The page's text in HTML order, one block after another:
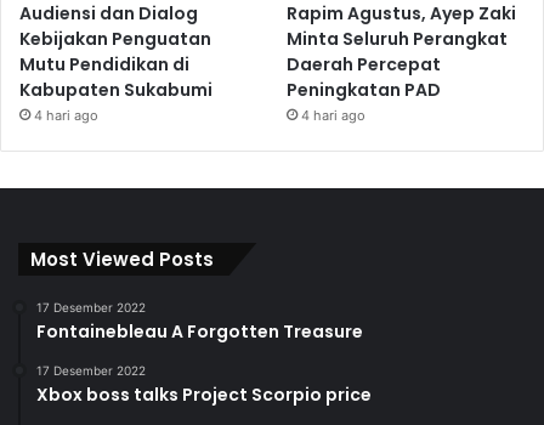
Audiensi dan Dialog
Kebijakan Penguatan
Mutu Pendidikan di
Kabupaten Sukabumi
4 hari ago
Rapim Agustus, Ayep Zaki
Minta Seluruh Perangkat
Daerah Percepat
Peningkatan PAD
4 hari ago
Most Viewed Posts
17 Desember 2022
Fontainebleau A Forgotten Treasure
17 Desember 2022
Xbox boss talks Project Scorpio price